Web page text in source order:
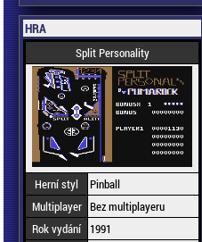
HRA
Split Personality
Herní styl
Pinball
Multiplayer Bez multiplayeru
Rok vydání
1991